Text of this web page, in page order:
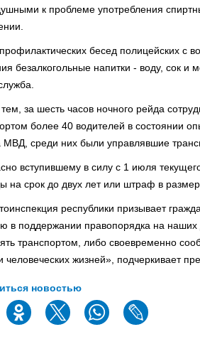
к проблеме употребления
бесед полицейских с
безалкогольные напитки - воду, сок и
за шесть часов ночного рейда
более 40 водителей в состоянии
МВД, среди них были управлявшие
вступившему в силу с 1 июля
на срок до двух лет или штраф в
республики призывает
в поддержании правопорядка на
транспортом, либо своевременно
человеческих жизней», подчеркивает
новостью